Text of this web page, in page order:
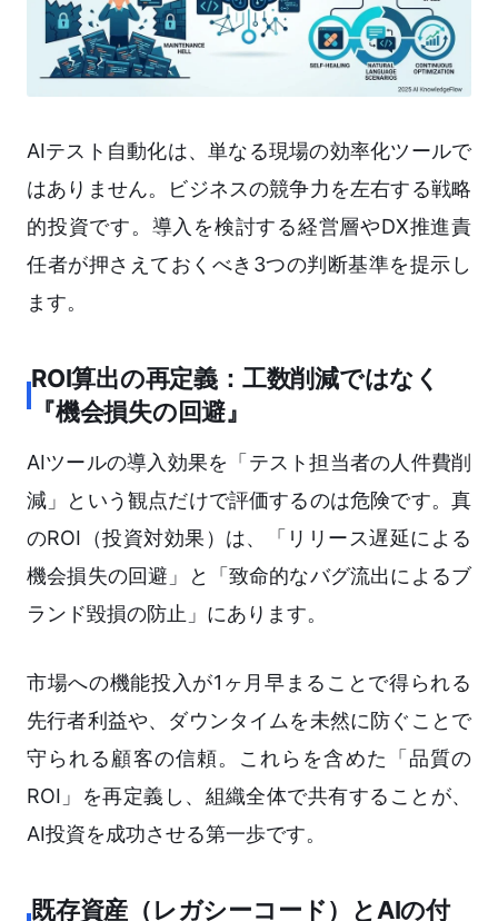
AIテスト自動化は、単なる現場の効率化ツールで
はありません。ビジネスの競争力を左右する戦略
的投資です。導入を検討する経営層やDX推進責
任者が押さえておくべき3つの判断基準を提示し
ます。
ROI算出の再定義：工数削減ではなく
『機会損失の回避』
AIツールの導入効果を「テスト担当者の人件費削
減」という観点だけで評価するのは危険です。真
のROI（投資対効果）は、「リリース遅延による
機会損失の回避」と「致命的なバグ流出によるブ
ランド毀損の防止」にあります。
市場への機能投入が1ヶ月早まることで得られる
先行者利益や、ダウンタイムを未然に防ぐことで
守られる顧客の信頼。これらを含めた「品質の
ROI」を再定義し、組織全体で共有することが、
AI投資を成功させる第一歩です。
既存資産（レガシーコード）とAIの付